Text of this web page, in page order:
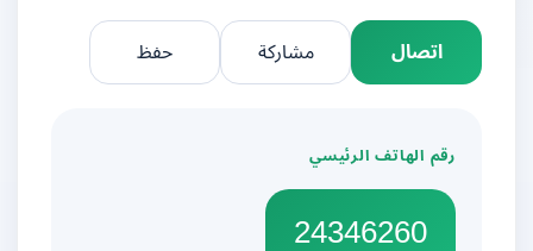
اتصال
مشاركة
رقم الهاتف الرئيسي
24346260